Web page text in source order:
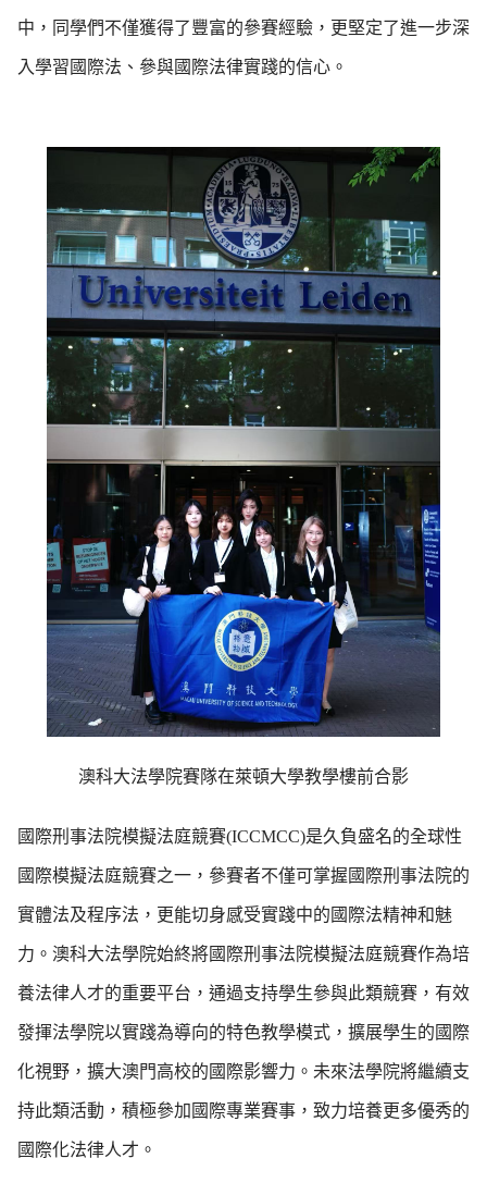
中，同學們不僅獲得了豐富的參賽經驗，更堅定了進一步深
入學習國際法、參與國際法律實踐的信心。
澳科大法學院賽隊在萊頓大學教學樓前合影
國際刑事法院模擬法庭競賽(ICCMCC)是久負盛名的全球性
國際模擬法庭競賽之一，參賽者不僅可掌握國際刑事法院的
實體法及程序法，更能切身感受實踐中的國際法精神和魅
力。澳科大法學院始終將國際刑事法院模擬法庭競賽作為培
養法律人才的重要平台，通過支持學生參與此類競賽，有效
發揮法學院以實踐為導向的特色教學模式，擴展學生的國際
化視野，擴大澳門高校的國際影響力。未來法學院將繼續支
持此類活動，積極參加國際專業賽事，致力培養更多優秀的
國際化法律人才。